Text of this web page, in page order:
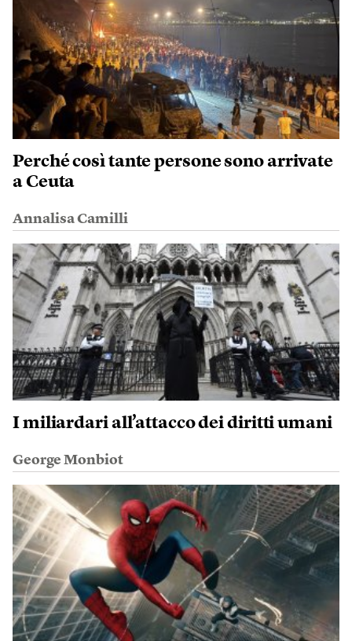
Perché così tante persone sono arrivate
a Ceuta
Annalisa Camilli
I miliardari all’attacco dei diritti umani
George Monbiot